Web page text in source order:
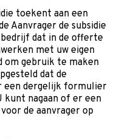
toekent aan een
Aanvrager de subsidie
dat in de offerte
met uw eigen
om gebruik te maken
dat de
een dergelijk formulier
kunt nagaan of er een
de aanvrager op